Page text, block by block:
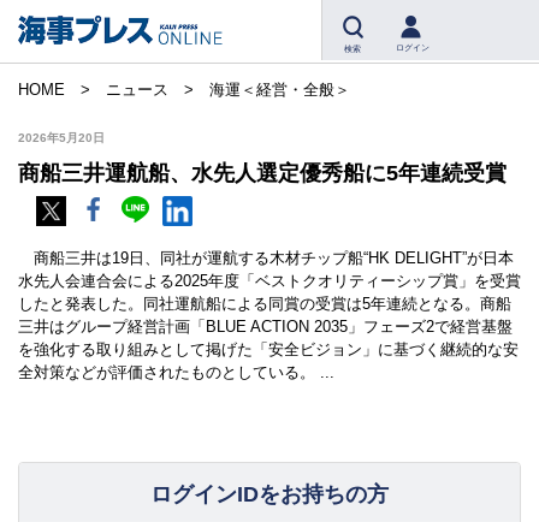
検索 ログイン
HOME ニュース 海運＜経営・全般＞
2026年5月20日
商船三井運航船、水先人選定優秀船に5年連続受賞
商船三井は19日、同社が運航する木材チップ船“HK DELIGHT”が日本
水先人会連合会による2025年度「ベストクオリティーシップ賞」を受賞
したと発表した。同社運航船による同賞の受賞は5年連続となる。商船
三井はグループ経営計画「BLUE ACTION 2035」フェーズ2で経営基盤
を強化する取り組みとして掲げた「安全ビジョン」に基づく継続的な安
全対策などが評価されたものとしている。 ...
ログインIDをお持ちの方